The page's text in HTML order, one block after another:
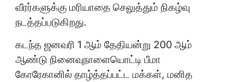
வீரர்களுக்கு மரியாதை செலுத்தும் நிகழ்வு
நடத்தப்படுகிறது.
கடந்த ஜனவரி 1 ஆம் தேதியன்று 200 ஆம்
ஆண்டு நினைவுநாளையொட்டி பீமா
கோரேகானில் தாழ்த்தப்பட்ட மக்கள், மனித